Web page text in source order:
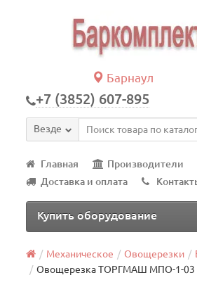
Барнаул
+7 (3852) 607-895
Везде
Главная Производители
Доставка и оплата
Купить оборудование
Механическое Овощерезки
Овощерезка ТОРГМАШ МПО-1-03